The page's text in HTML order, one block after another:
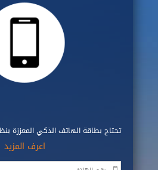
تحتاج بطاقة الهاتف الذكي المعززة
اعرف المزيد